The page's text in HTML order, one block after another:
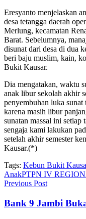
Eresyanto menjelaskan
desa tetangga daerah
Merlung, kecamatan
Barat. Sebelumnya,
disunat dari desa di dua
beri baju muslim, kain,
Bukit Kausar.
Dia mengatakan, waktu
anak libur sekolah akhir
penyembuhan luka
karena masih libur
sunatan massal ini setiap
sengaja kami lakukan
setelah akhir semester
Kausar.(*)
Tags: Kebun Bukit
AnakPTPN IV
Previous Post
Bank 9 Jambi